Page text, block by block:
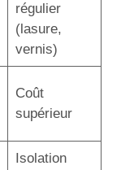
régulier
(lasure,
vernis)
Coût
supérieur
Isolation